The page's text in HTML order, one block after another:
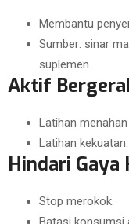
Membantu
Sumber: sinar
suplemen.
Aktif
Latihan
Latihan
Hindari Gaya
Stop merokok.